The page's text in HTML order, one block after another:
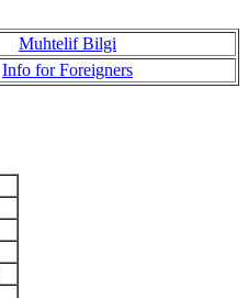
Muhtelif Bilgi
Info for Foreigners